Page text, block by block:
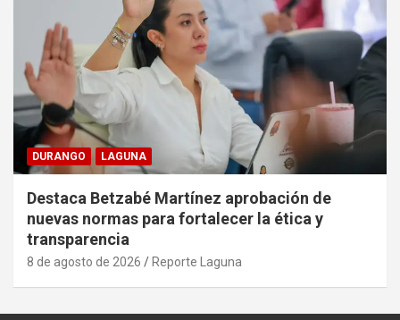
DURANGO LAGUNA
Destaca Betzabé Martínez aprobación de
nuevas normas para fortalecer la ética y
transparencia
8 de agosto de 2026 Reporte Laguna